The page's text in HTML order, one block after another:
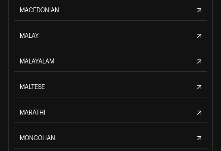
MACEDONIAN
MALAY
MALAYALAM
MALTESE
MARATHI
MONGOLIAN